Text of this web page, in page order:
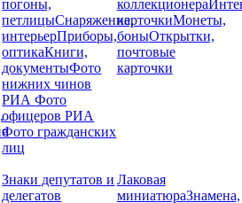
погоны,
петлицыСнаряжение,
интерьерПриборы,
оптикаКниги,
документыФото
нижних чинов
РИАФото
офицеров РИА
Фото гражданских
лиц
коллекционера
карточкиМонеты,
боныОткрытки,
почтовые
карточки
Знаки депутатов и
делегатов
Лаковая
миниатюраЗнамена,